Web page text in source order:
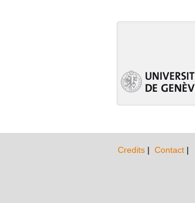
Credits | Contact |